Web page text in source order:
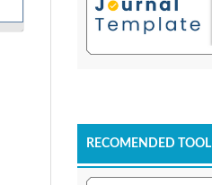
RECOMENDED TOOL